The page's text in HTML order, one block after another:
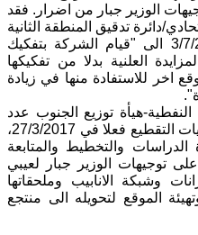
الوزير جبار من اضرار. فقد
دائرة تدقيق المنطقة الثانية
عدد ن/14/28/2/14913 في 3/7/2019 الى "قيام الشركة بتفكيك
العلنية بدلا من تفكيكها
اخر للاستفادة منها في زيادة
هيأة توزيع الجنوب عدد
1027 في 28/3/2017 عن بدء عمليات التقطيع فعلا في 27/3/2017،
الدراسات والتخطيط والمتابعة
(ت4/13373) في 3/4/2017 على توجيهات الوزير جبار لعيبي
وشبكة الانابيب وملحقاتها
الموقع لتحويله الى منتجع